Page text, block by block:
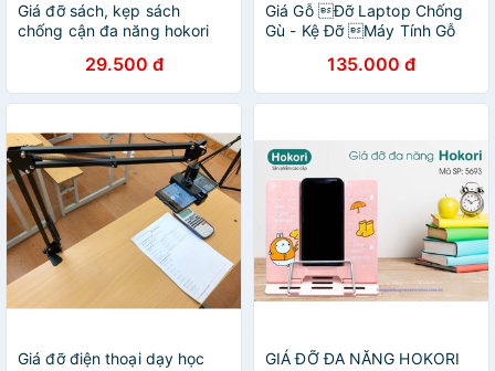
Giá đỡ sách, kẹp sách
chống cận đa năng hokori
29.500 đ
Giá Gỗ Đỡ Laptop Chống
Gù - Kệ Đỡ Máy Tính Gỗ
135.000 đ
Giá đỡ điện thoại dạy học
GIÁ ĐỠ ĐA NĂNG HOKORI